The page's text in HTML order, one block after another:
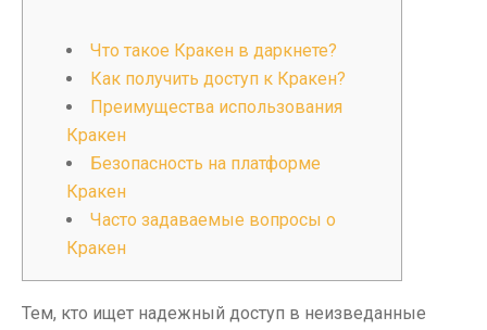
Что такое Кракен в даркнете?
Как получить доступ к Кракен?
Преимущества использования
Кракен
Безопасность на платформе
Кракен
Часто задаваемые вопросы о
Кракен
Тем, кто ищет надежный доступ в неизведанные